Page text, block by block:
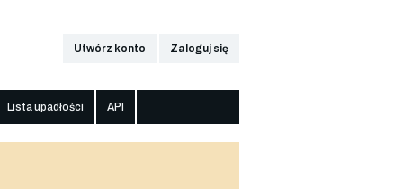
Utwórz konto Zaloguj się
Lista upadłości API